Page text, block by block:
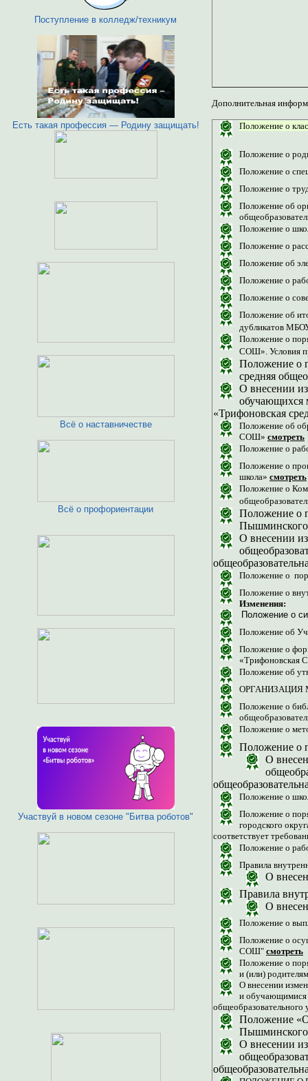
Поступление в колледж/техникум
Есть такая профессия — Родину защищать!
Всё о наставничестве
Всё о профориентации
Участвуй в новом сезоне "Битва роботов"
Дополнительная
Положение о
Положение о
Положение о
Положение о
Положение об
Положение о
Положение о
Положение об
Положение о
Положение о
Положение об
дубликатов
Положение о
СОШ». Условия
Положение о
средняя
О внесении
обучающихся
«Трифоновская
Положение об
СОШ» смотреть
Положение о
Положение о
школа» смотреть
Положение о
Положение о
Пышминского
О внесении
Положение о
Положение о
Изменения:
Положение о
Положение об
Положение о
Положение об
Положение о
Положение о
Положение о
О
Положение о
Положение о
городского
соответствует
Положение о
Правила
О
Правила
О
Положение о
Положение о
СОШ" смотреть
Положение о
и (или)
О внесении
и обучающимися
Положение
Пышминского
О внесении